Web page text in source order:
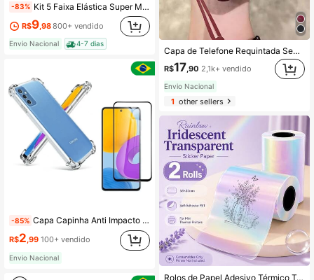
-83% Kit 5 Faixa Elástica Super Mini Band Para Treino Exercícios
R$9,98800+ vendido
Envio Nacional 4-7 dias
-85% Capa Capinha Anti Impacto + Película de Cerâmica 9D Compatível Com Galaxy M52
R$2,99 100+ vendido
Envio Nacional
Capa de Telefone Requintada Semelhante a Silicone, Marrom, Vermelho, Pingente Oco em Formato de Coração da Mesma Cor, Compatível com iPhone 16 15 14 13 12 11, Ilumine a Moda Diária, Capa de Telefone Apple Minimalista Pura de Alta Qualidade em Borgonha, com Decoração em Formato de Coração Borgonha Destacável, Capa de Telefone Essencial Anti-Queda para o Deslocamento Diário
R$17 ,90 2,1k+ vendido
Envio Nacional
1other sellers
Rolos de Papel Adesivo Térmico Transparente Iridescente Arco-Íris, Papel de Etiqueta PET Autoadesivo 53X25Mm para Mini Impressoras Térmicas, Papel Adesivo Resistente a Óleo e Arranhões para Diários, Embalagem de Presentes, Organização Doméstica, Papel Exclusivo